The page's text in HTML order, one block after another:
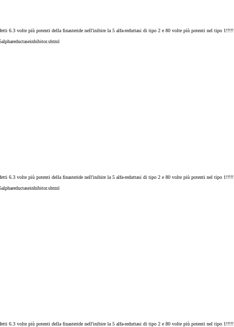
6.3 volte più potenti della finasteride nell'inibire la 5 alfa-reduttasi di tipo 2 e 80 volte più potenti nel tipo 1!!!!!
6.3 volte più potenti della finasteride nell'inibire la 5 alfa-reduttasi di tipo 2 e 80 volte più potenti nel tipo 1!!!!!
6.3 volte più potenti della finasteride nell'inibire la 5 alfa-reduttasi di tipo 2 e 80 volte più potenti nel tipo 1!!!!!